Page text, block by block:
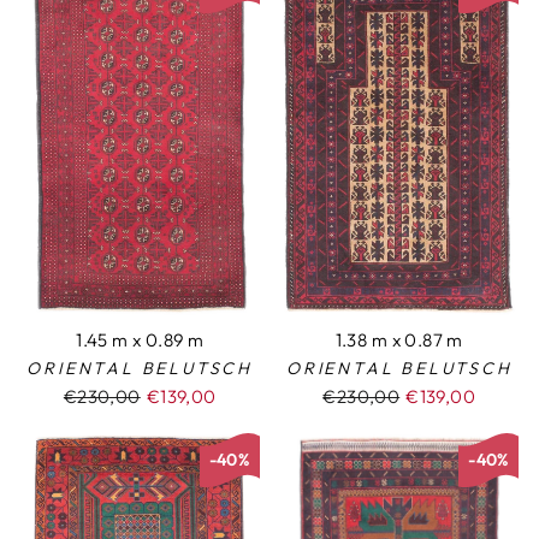
1.45 m x 0.89 m
ORIENTAL BELUTSCH
Normaler
€230,00 Sonderpreis
€139,00
1.38 m x 0.87 m
ORIENTAL BELUTSCH
Normaler
€230,00 Sonderpreis
€139,00
-40% -40%